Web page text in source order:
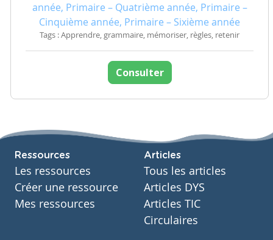
année, Primaire – Quatrième année, Primaire –
Cinquième année, Primaire – Sixième année
Tags : Apprendre, grammaire, mémoriser, règles, retenir
Consulter
Ressources
Les ressources
Créer une ressource
Mes ressources
Articles
Tous les articles
Articles DYS
Articles TIC
Circulaires